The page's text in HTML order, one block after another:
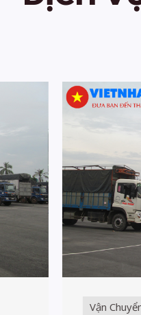
Vận Chuyển